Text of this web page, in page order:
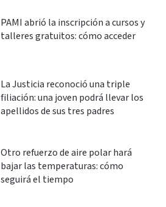
PAMI abrió la inscripción a cursos y
talleres gratuitos: cómo acceder
La Justicia reconoció una triple
filiación: una joven podrá llevar los
apellidos de sus tres padres
Otro refuerzo de aire polar hará
bajar las temperaturas: cómo
seguirá el tiempo